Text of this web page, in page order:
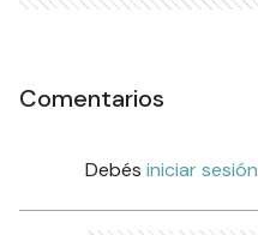
Comentarios
Debés iniciar sesión